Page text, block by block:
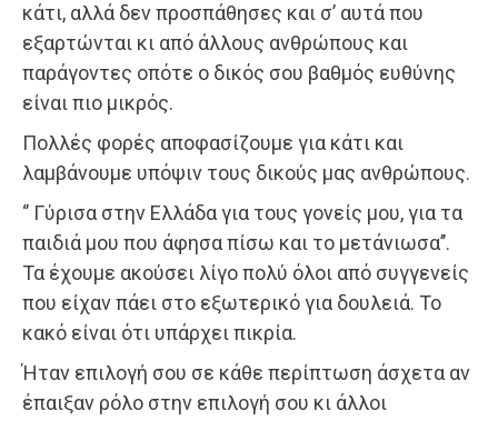
κάτι, αλλά δεν προσπάθησες και σ’ αυτά που
εξαρτώνται κι από άλλους ανθρώπους και
παράγοντες οπότε ο δικός σου βαθμός ευθύνης
είναι πιο μικρός.
Πολλές φορές αποφασίζουμε για κάτι και
λαμβάνουμε υπόψιν τους δικούς μας ανθρώπους.
‘’ Γύρισα στην Ελλάδα για τους γονείς μου, για τα
παιδιά μου που άφησα πίσω και το μετάνιωσα’’.
Τα έχουμε ακούσει λίγο πολύ όλοι από συγγενείς
που είχαν πάει στο εξωτερικό για δουλειά. Το
κακό είναι ότι υπάρχει πικρία.
Ήταν επιλογή σου σε κάθε περίπτωση άσχετα αν
έπαιξαν ρόλο στην επιλογή σου κι άλλοι